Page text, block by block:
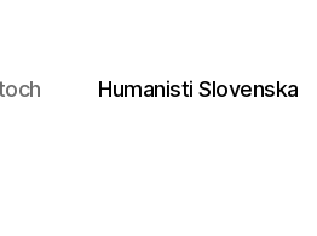
Humanisti Slovenska